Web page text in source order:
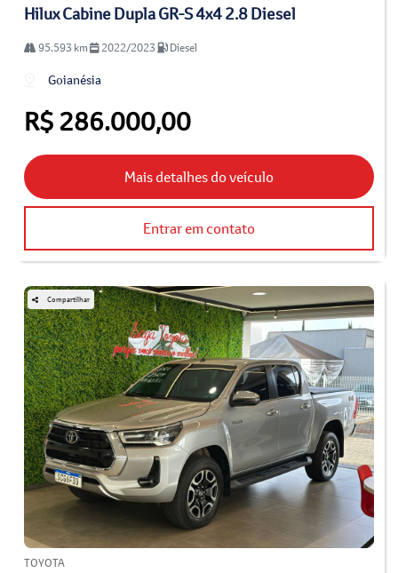
Hilux Cabine Dupla GR-S 4x4 2.8 Diesel
95.593 km 2022/2023 Diesel
Goianésia
R$ 286.000,00
Mais detalhes do veículo
Entrar em contato
Compartilhar
TOYOTA